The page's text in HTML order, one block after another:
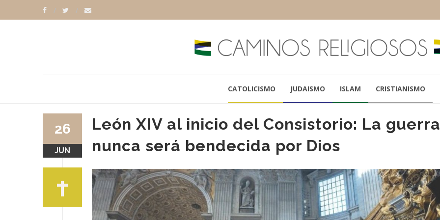
CATOLICISMO JUDAISMO ISLAM CRISTIANISMO
León XIV al inicio del Consistorio: La guerra
nunca será bendecida por Dios
26
JUN